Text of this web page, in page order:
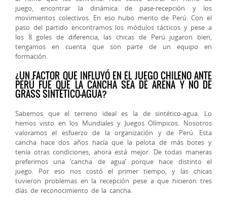
juego, encontrar la dinámica de pase-recepción y los
movimientos colectivos. En eso hubo merito de Perú. Con el
paso del partido encontramos los módulos tácticos y pese a
los 8 goles de diferencia, las chicas de Perú jugaron bien,
tengamos en cuenta que son parte de un equipo en
formación.
¿UN FACTOR QUE INFLUYÓ EN EL JUEGO CHILENO ANTE
PERÚ FUE QUE LA CANCHA SEA DE ARENA Y NO DE
GRASS SINTÉTICO-AGUA?
Sabemos que el terreno ideal es la de sintético-agua. Lo
hemos visto en los Mundiales y Juegos Olímpicos. Nosotros
valoramos el esfuerzo de la organización y de Perú. Esta
cancha hace dos años hacía que la pelota de más botes y
tenía otras condiciones, ahora está mejor. De todas maneras
preferimos una ‘cancha de agua’ porque hace distinto el
juego. Por eso nos costó el primer tiempo, y las chicas
tuvieron problemas en la recepción pese a que hicieron tres
días de reconocimiento de la cancha.